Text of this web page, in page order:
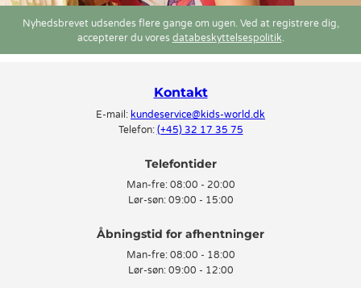
Nyhedsbrevet udsendes flere gange om ugen. Ved at registrere dig,
accepterer du vores databeskyttelsespolitik.
Kontakt
E-mail: kundeservice@kids-world.dk
Telefon: (+45) 32 17 35 75
Telefontider
Man-fre: 08:00 - 20:00
Lør-søn: 09:00 - 15:00
Man-fre: 08:00 - 18:00
Lør-søn: 09:00 - 12:00